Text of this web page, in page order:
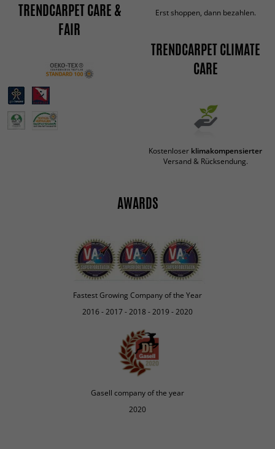
TRENDCARPET CARE &
FAIR
Erst shoppen, dann bezahlen.
TRENDCARPET CLIMATE
CARE
Kostenloser klimakompensierter
Versand & Rücksendung.
AWARDS
Fastest Growing Company of the Year
2016 - 2017 - 2018 - 2019 - 2020
Gasell company of the year
2020